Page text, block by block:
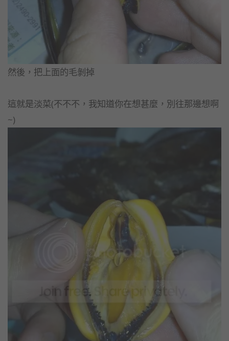
然後，把上面的毛剝掉
這就是淡菜(不不不，我知道你在想甚麼，別往那邊想啊
~)